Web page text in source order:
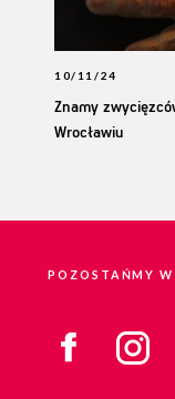
10/11/24
Znamy
Wrocławiu
POZOSTAŃMY